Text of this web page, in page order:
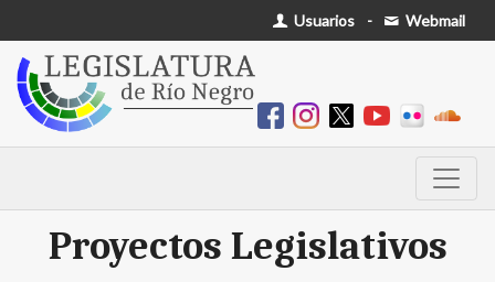
Usuarios - Webmail
Proyectos Legislativos